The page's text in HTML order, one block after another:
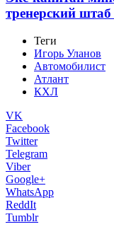
тренерский
Теги
Игорь Уланов
Автомобилист
Атлант
КХЛ
VK
Facebook
Twitter
Telegram
Viber
Google+
WhatsApp
ReddIt
Tumblr